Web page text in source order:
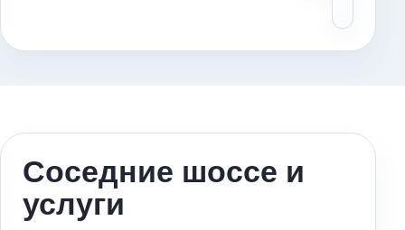
Соседние шоссе и
услуги